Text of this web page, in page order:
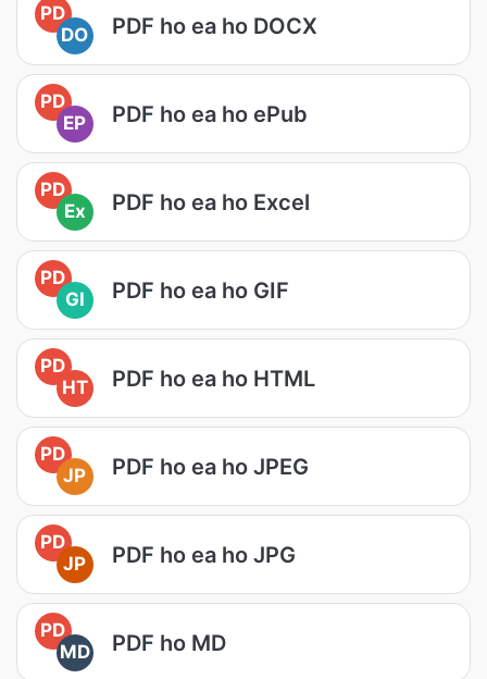
PD
DO
PDF ho ea ho DOCX
PD
EP
PDF ho ea ho ePub
PD
Ex
PDF ho ea ho Excel
PD
GI
PDF ho ea ho GIF
PD
HT
PDF ho ea ho HTML
PD
JP
PDF ho ea ho JPEG
PD
JP
PDF ho ea ho JPG
PD
MD
PDF ho MD